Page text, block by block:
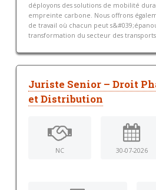
déployons des solutions de mobilité
empreinte carbone. Nous offrons
de travail où chacun peut
transformation du secteur des
Juriste Senior – Droit
et Distribution
NC 30-07-2026